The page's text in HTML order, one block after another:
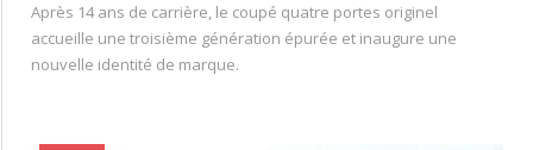
Après 14 ans de carrière, le coupé quatre portes originel
accueille une troisième génération épurée et inaugure une
nouvelle identité de marque.